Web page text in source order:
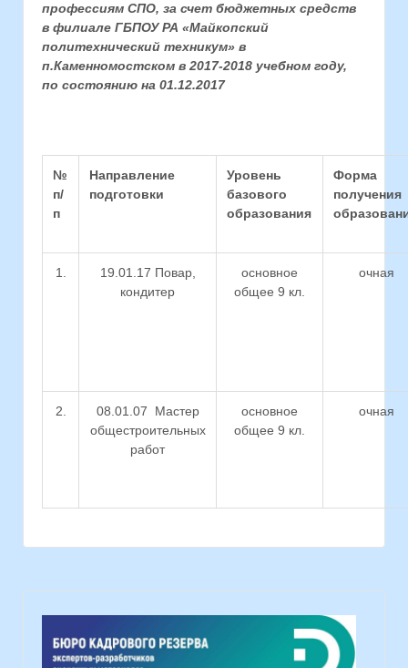
профессиям СПО, за счет бюджетных средств
в филиале ГБПОУ РА «Майкопский
политехнический техникум» в
п.Каменномостском в 2017-2018 учебном году,
по состоянию на 01.12.2017
№
п/
п
Направление
подготовки
Уровень
базового
образования
Форма
получения
1.
19.01.17 Повар,
кондитер
основное
общее 9 кл.
очная
2.
08.01.07 Мастер
общестроительных
работ
основное
общее 9 кл.
очная